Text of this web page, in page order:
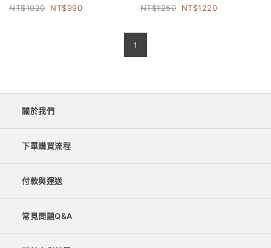
1020
990
1250
1220
1
關於我們
下單購買流程
付款與運送
常見問題Q&A